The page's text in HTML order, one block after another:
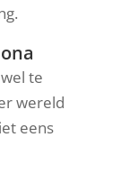
te
wereld
eens